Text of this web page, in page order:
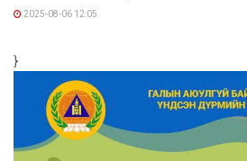
2025-08-06 12:05
}